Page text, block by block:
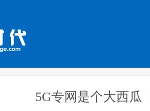
5G专网是个大西瓜